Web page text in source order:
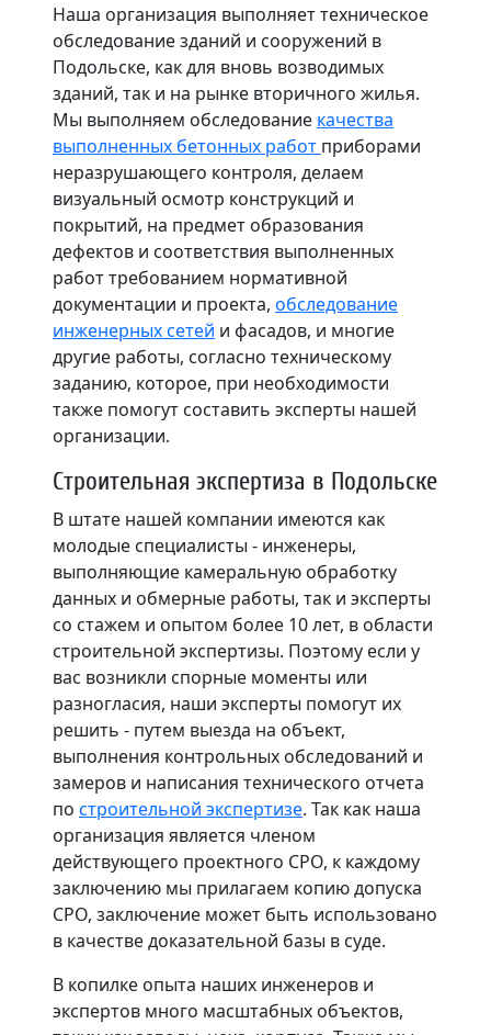
Наша организация выполняет техническое
обследование зданий и сооружений в
Подольске, как для вновь возводимых
зданий, так и на рынке вторичного жилья.
Мы выполняем обследование качества
выполненных бетонных работ приборами
неразрушающего контроля, делаем
визуальный осмотр конструкций и
покрытий, на предмет образования
дефектов и соответствия выполненных
работ требованием нормативной
документации и проекта, обследование
инженерных сетей и фасадов, и многие
другие работы, согласно техническому
заданию, которое, при необходимости
также помогут составить эксперты нашей
организации.
Строительная экспертиза в Подольске
В штате нашей компании имеются как
молодые специалисты - инженеры,
выполняющие камеральную обработку
данных и обмерные работы, так и эксперты
со стажем и опытом более 10 лет, в области
строительной экспертизы. Поэтому если у
вас возникли спорные моменты или
разногласия, наши эксперты помогут их
решить - путем выезда на объект,
выполнения контрольных обследований и
замеров и написания технического отчета
по строительной экспертизе. Так как наша
организация является членом
действующего проектного СРО, к каждому
заключению мы прилагаем копию допуска
СРО, заключение может быть использовано
в качестве доказательной базы в суде.
В копилке опыта наших инженеров и
экспертов много масштабных объектов,